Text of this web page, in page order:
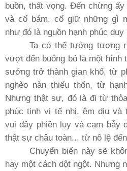
buồn, thất vọng. Ðến chừng
và cố bám, cố giữ những gì
như đó là nguồn hạnh phúc
Ta có thể tưởng tượng
vượt đến buông bỏ là một hình
sướng trở thành gian khổ, từ
nghèo nàn thiếu thốn, từ
Nhưng thật sự, đó là đi từ
phúc tinh vi tế nhị, êm dịu và
vui đầy phiền lụy và cạm bẫy
thật sự châu toàn... từ nô lệ
Chuyển biến này sẽ
hay một cách dột ngột. Nhưng